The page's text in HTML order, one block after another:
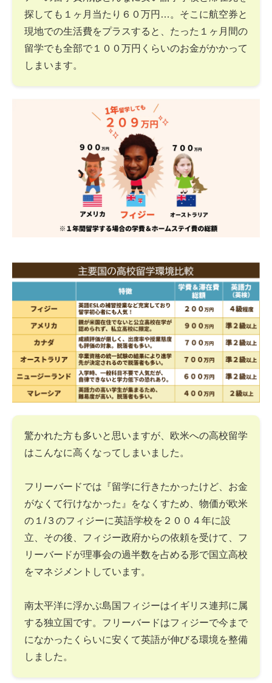
探しても１ヶ月当たり６０万円…。そこに航空券と
現地での生活費をプラスすると、たった１ヶ月間の
留学でも全部で１００万円くらいのお金がかかって
しまいます。
驚かれた方も多いと思いますが、欧米への高校留学
はこんなに高くなってしまいました。
フリーバードでは『留学に行きたかったけど、お金
がなくて行けなかった』をなくすため、物価が欧米
の１/３のフィジーに英語学校を２００４年に設
立、その後、フィジー政府からの依頼を受けて、フ
リーバードが理事会の過半数を占める形で国立高校
をマネジメントしています。
南太平洋に浮かぶ島国フィジーはイギリス連邦に属
する独立国です。フリーバードはフィジーで今まで
になかったくらいに安くて英語が伸びる環境を整備
しました。